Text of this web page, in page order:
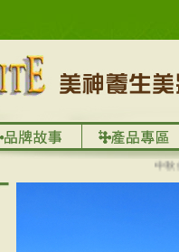
中秋優